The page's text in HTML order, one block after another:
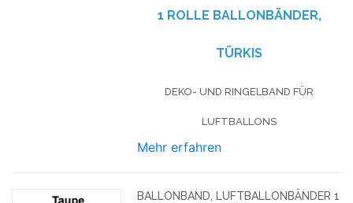
1 ROLLE BALLONBÄNDER,
TÜRKIS
DEKO- UND RINGELBAND FÜR
LUFTBALLONS
Mehr erfahren
BALLONBAND, LUFTBALLONBÄNDER 1